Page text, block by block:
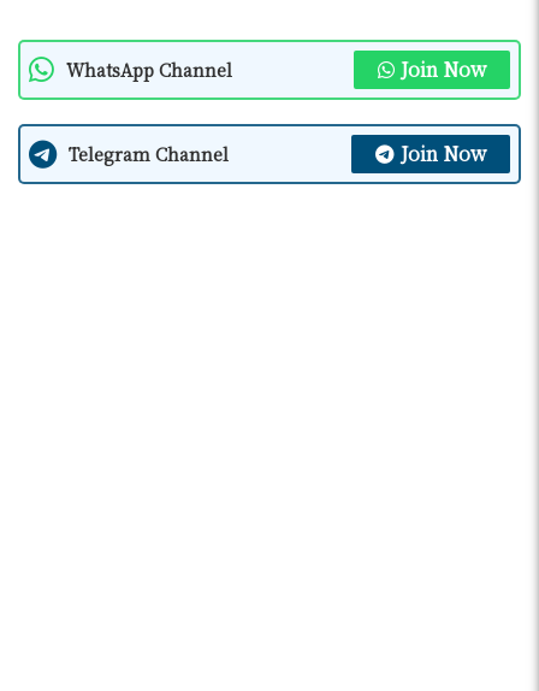
WhatsApp Channel Join Now
Telegram Channel Join Now